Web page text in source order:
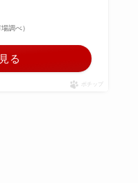
調べ）
る
ポチップ